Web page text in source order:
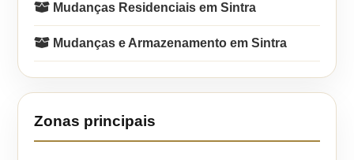
Mudanças Residenciais em Sintra
Mudanças e Armazenamento em Sintra
Zonas principais